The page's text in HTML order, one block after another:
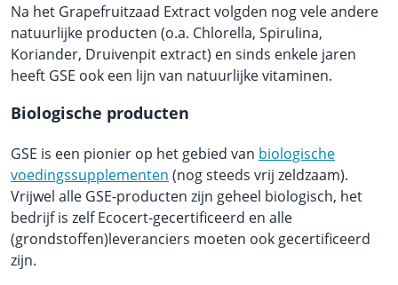
Na het Grapefruitzaad Extract volgden nog vele andere
natuurlijke producten (o.a. Chlorella, Spirulina,
Koriander, Druivenpit extract) en sinds enkele jaren
heeft GSE ook een lijn van natuurlijke vitaminen.
Biologische producten
GSE is een pionier op het gebied van biologische
voedingssupplementen (nog steeds vrij zeldzaam).
Vrijwel alle GSE-producten zijn geheel biologisch, het
bedrijf is zelf Ecocert-gecertificeerd en alle
(grondstoffen)leveranciers moeten ook gecertificeerd
zijn.